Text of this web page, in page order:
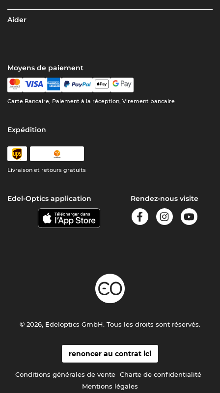
Aider
Moyens de paiement
Carte Bancaire, Paiement à la réception, Virement bancaire
Expédition
Livraison et retours gratuits
Edel-Optics application Rendez-nous visite
renoncer au contrat ici
Conditions générales de vente Charte de confidentialité
Mentions légales
© 2026, Edeloptics GmbH. Tous les droits sont réservés.